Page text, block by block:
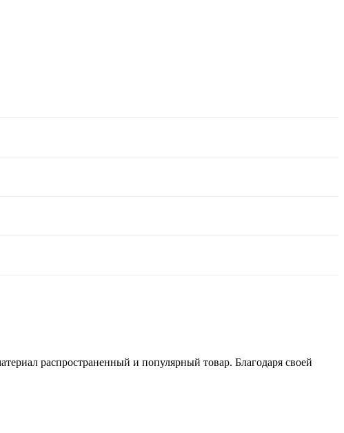
распространенный и популярный товар. Благодаря своей